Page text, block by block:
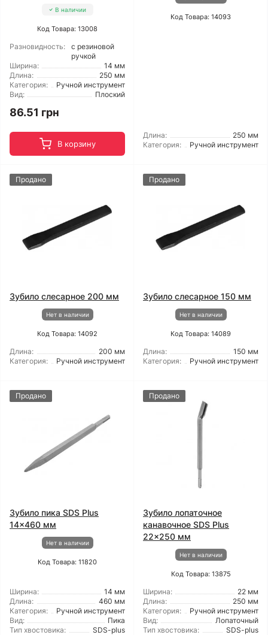
В наличии
Код Товара: 13008
Разновидность:
с резиновой
ручкой
Ширина:
14 мм
Длина:
250 мм
Категория:
Ручной инструмент
Вид:
Плоский
86.51 грн
В корзину
Код Товара: 14093
Длина:
250 мм
Категория:
Ручной инструмент
Продано
Зубило слесарное 200 мм
Нет в наличии
Код Товара: 14092
Длина:
200 мм
Категория:
Ручной инструмент
Продано
Зубило слесарное 150 мм
Нет в наличии
Код Товара: 14089
Длина:
150 мм
Категория:
Ручной инструмент
Продано
Зубило пика SDS Plus
14x460 мм
Нет в наличии
Код Товара: 11820
Ширина:
14 мм
Длина:
460 мм
Категория:
Ручной инструмент
Вид:
Пика
Тип хвостовика:
SDS-plus
Продано
Зубило лопаточное
канавочное SDS Plus
22x250 мм
Нет в наличии
Код Товара: 13875
Ширина:
22 мм
Длина:
250 мм
Категория:
Ручной инструмент
Вид:
Лопаточный
Тип хвостовика:
SDS-plus